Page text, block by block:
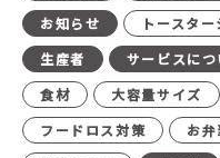
お知らせ
トースタ
生産者
サービスにつ
食材
大容量サイズ
フードロス対策
お